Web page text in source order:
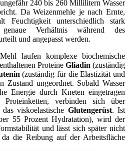
240 bis 260 Millilitern Wasser
Da Weizenmehle je nach Ernte,
Feuchtigkeit unterschiedlich stark
Verhältnis während des
und angepasst werden.
laufen komplexe biochemische
Proteine Gliadin (zuständig
(zuständig für die Elastizität und
Zustand ungeordnet. Sobald Wasser
Energie durch Kneten eingetragen
verbinden sich über
viskoelastische Glutengerüst. Ist
55 Prozent Hydratation), wird der
und lässt sich später nicht
die Reibung auf der Arbeitsfläche